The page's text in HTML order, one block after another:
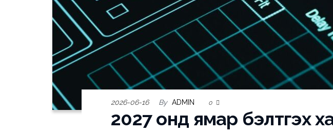
2026-06-16 By ADMIN 0
2027 онд ямар бэлтгэх